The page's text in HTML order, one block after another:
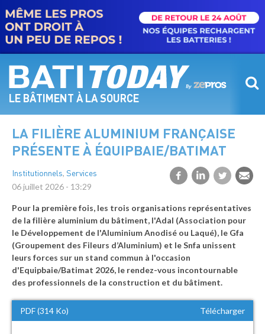
contenu
principal
LE BÂTIMENT À LA SOURCE
LA FILIÈRE ALUMINIUM FRANÇAISE
PRÉSENTE À ÉQUIPBAIE/BATIMAT
Institutionnels, Services
06 juillet 2026 - 13:29
Pour la première fois, les trois organisations représentatives
de la filière aluminium du bâtiment, l'Adal (Association pour
le Développement de l'Aluminium Anodisé ou Laqué), le Gfa
(Groupement des Fileurs d’Aluminium) et le Snfa unissent
leurs forces sur un stand commun à l'occasion
d'Equipbaie/Batimat 2026, le rendez-vous incontournable
des professionnels de la construction et du bâtiment.
PDF (314 Ko) Télécharger